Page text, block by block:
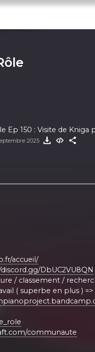
Ep 150 : Visite de Kniga
2025
accueil/
DbUC2VU8QN
/ classement /
( superbe en plus ) =>
communaute